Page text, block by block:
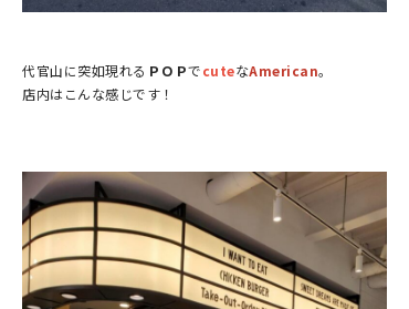
代官山に突如現れる ＰＯＰでcuteなAmerican。
店内はこんな感じです！